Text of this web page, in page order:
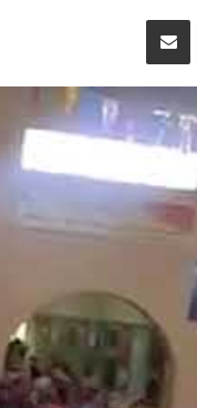
ماسنجر مشاركة عبر البريد